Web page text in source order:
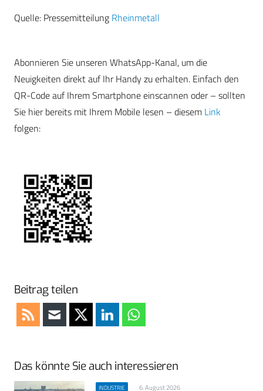
Quelle: Pressemitteilung Rheinmetall
Abonnieren Sie unseren WhatsApp-Kanal, um die
Neuigkeiten direkt auf Ihr Handy zu erhalten. Einfach den
QR-Code auf Ihrem Smartphone einscannen oder – sollten
Sie hier bereits mit Ihrem Mobile lesen – diesem Link
folgen:
Beitrag teilen
Das könnte Sie auch interessieren
INDUSTRIE 6. August 2026